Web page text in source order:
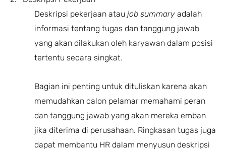
Deskripsi pekerjaan atau job summary adalah
informasi tentang tugas dan tanggung jawab
yang akan dilakukan oleh karyawan dalam posisi
tertentu secara singkat.
Bagian ini penting untuk dituliskan karena akan
memudahkan calon pelamar memahami peran
dan tanggung jawab yang akan mereka emban
jika diterima di perusahaan. Ringkasan tugas juga
dapat membantu HR dalam menyusun deskripsi